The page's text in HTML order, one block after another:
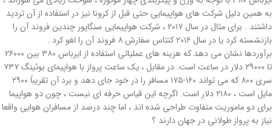
به همین دلیل شرکت های هواپیمایی حتی قبل از کرونا نیز در استفاده از آن تردید
داشتند . برای مثال در سال ۲۰۱۷ ، شرکت هواپیمایی سنگاپور چندین فروند آن را
بازنشسته کرد یا در سال ۲۰۱۶ کنتاس سفارش ۸ فروند آن را لغو کرد .
برآوردها نشان می دهد که هزینه های عملیاتی استفاده از ایرباس ۳۸۰ بین ۲۶۰۰۰
تا ۲۹۰۰۰ دلار در ساعت است. در مقابل ، یک ساعت پرواز با هواپیمای بوئینگ ۷۳۷
سری ۸۰۰ که می تواند ۱۶۰-۱۷۵ مسافر را در خود جای دهد و برد آن تقریباً ۲۹۰۰
مایل است ، ۲۱۸۰ دلار است. اگرچه این قیاس حرفه ای نیست ، چون دو هواپیما
برای دو ماموریت متفاوت طراحی شده اند ، اما چند درصد از مسافران هوایی واقعا
نیاز به پرواز طولانی در جهان دارند ؟